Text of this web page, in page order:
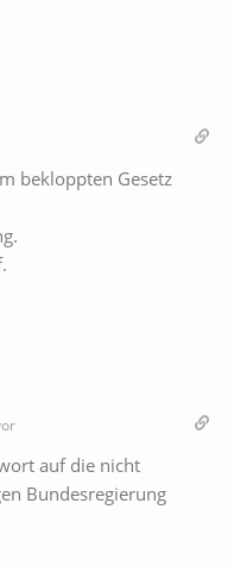
bekloppten Gesetz
auf die nicht
Bundesregierung